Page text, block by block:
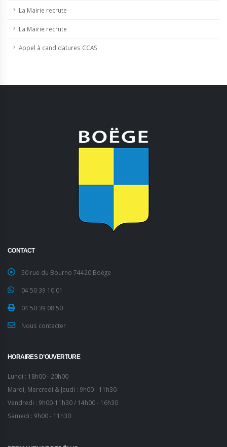
La Mairie recrute
La Mairie recrute
Appel à candidatures CCAS
CONTACT
50 rue du Bourno 74420 Boëge
04 50 39 10 01
04 50 39 08 50
Nous contacter
HORAIRES D’OUVERTURE
Lundi : 18h00 - 20h00
Mardi, Mercredi & Jeudi : 9h00 - 11h30
Vendredi : 9h00-11h30 / 14h00 - 16h30
Samedi : 9h00 - 11h30